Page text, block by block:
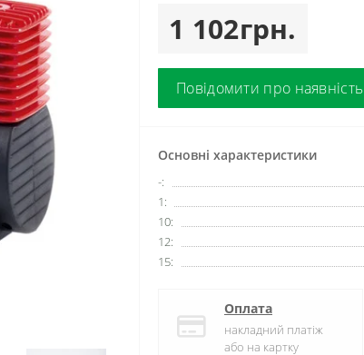
1 102грн.
Повідомити про наявність
Основні характеристики
-:
1:
10:
12:
15:
Оплата
накладний платіж
або на картку